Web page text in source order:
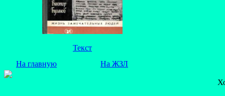
Текст
На главную
На ЖЗЛ